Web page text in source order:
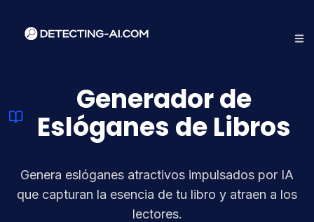
Generador de
Eslóganes de Libros
Genera eslóganes atractivos impulsados por IA
que capturan la esencia de tu libro y atraen a los
lectores.